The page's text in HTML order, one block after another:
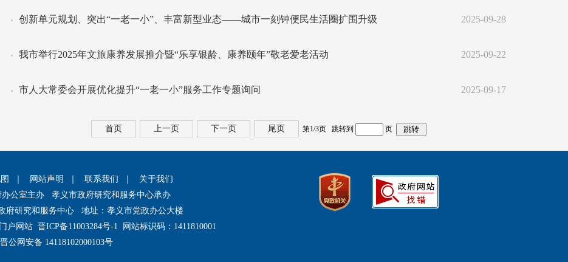
创新单元规划、突出“一老一小”、丰富新型业态——城市一刻钟便民生活圈扩围升级 2025-09-28
我市举行2025年文旅康养发展推介暨“乐享银龄、康养颐年”敬老爱老活动 2025-09-22
市人大常委会开展优化提升“一老一小”服务工作专题询问 2025-09-17
首页 上一页 下一页 尾页 第1/3页 跳转到 页
网站声明 联系我们
关于我们
办公室主办 孝义市政府研究和服务中心承办
府研究和服务中心 地址：孝义市党政办公大楼
户网站 晋ICP备11003284号-1 网站标识码：1411810001
晋公网安备 14118102000103号